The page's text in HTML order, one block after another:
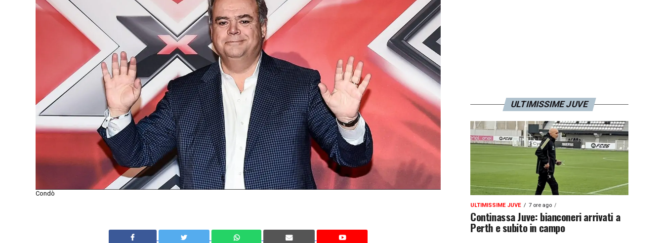
Condò
ULTIMISSIME JUVE
ULTIMISSIME JUVE 7 ore ago
Continassa Juve: bianconeri arrivati a
Perth e subito in campo